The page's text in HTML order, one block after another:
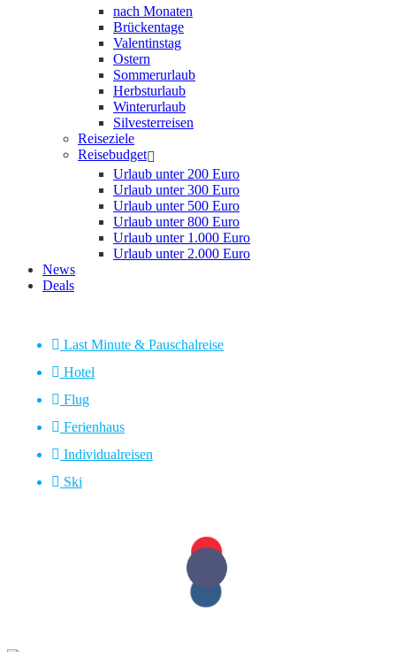
nach Monaten
Brückentage
Valentinstag
Ostern
Sommerurlaub
Herbsturlaub
Winterurlaub
Silvesterreisen
Reiseziele
Reisebudget
Urlaub unter 200 Euro
Urlaub unter 300 Euro
Urlaub unter 500 Euro
Urlaub unter 800 Euro
Urlaub unter 1.000 Euro
Urlaub unter 2.000 Euro
News
Deals
Last Minute & Pauschalreise
Hotel
Flug
Ferienhaus
Individualreisen
Ski